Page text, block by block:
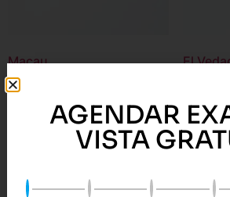
Macau
R$
Ver opções
El
Ver
AGENDAR
VISTA